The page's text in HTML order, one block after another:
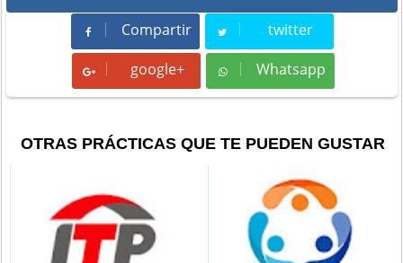
Compartir
Compartir twitter
Tweet
google+ Whatsapp
Whatsapp
OTRAS PRÁCTICAS QUE TE PUEDEN GUSTAR